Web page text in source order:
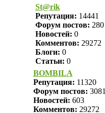
St@rik
Репутация: 14441
Форум постов: 280
Новостей: 0
Комментов: 29272
Блоги: 0
Статьи: 0
BOMBILA
Репутация: 11320
Форум постов: 3081
Новостей: 603
Комментов: 29272